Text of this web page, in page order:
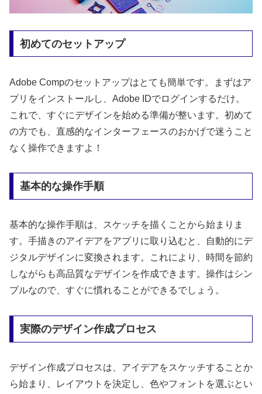
初めてのセットアップ
Adobe Compのセットアップはとても簡単です。まずはア
プリをインストールし、Adobe IDでログインするだけ。
これで、すぐにデザインを始める準備が整います。初めて
の方でも、直感的なインターフェースのおかげで迷うこと
なく操作できますよ！
基本的な操作手順
基本的な操作手順は、スケッチを描くことから始まりま
す。手描きのアイデアをアプリに取り込むと、自動的にデ
ジタルデザインに変換されます。これにより、時間を節約
しながらも高品質なデザインを作成できます。操作はシン
プルなので、すぐに慣れることができるでしょう。
実際のデザイン作成プロセス
デザイン作成プロセスは、アイデアをスケッチすることか
ら始まり、レイアウトを決定し、色やフォントを選ぶとい